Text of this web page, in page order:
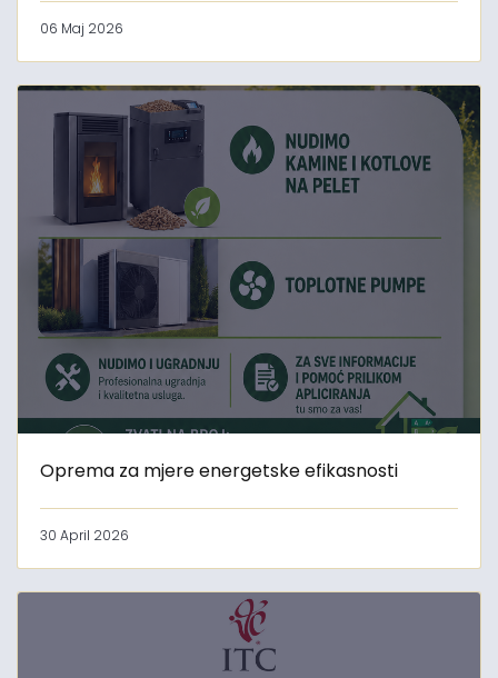
06 Maj 2026
Oprema za mjere energetske efikasnosti
30 April 2026